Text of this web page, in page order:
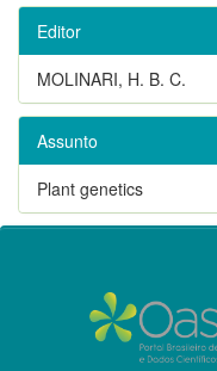
Editor
MOLINARI, H. B. C.
Assunto
Plant genetics